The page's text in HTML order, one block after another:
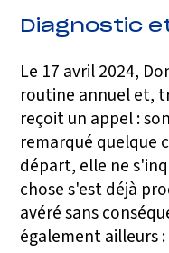
Diagnostic
Le 17 avril 2024,
routine annuel et,
reçoit un appel :
remarqué quelque
départ, elle ne
chose s'est déjà
avéré sans
également ailleurs